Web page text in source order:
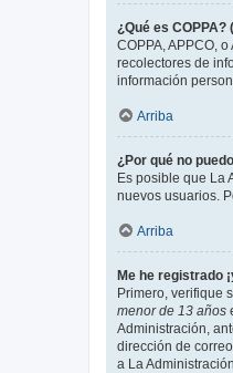
¿Qué es COPPA?
COPPA, APPCO,
recolectores de
información
Arriba
¿Por qué no
Es posible que La
nuevos usuarios.
Arriba
Me he registrado
Primero, verifique
menor de 13 años
Administración,
dirección de
a La Administración.